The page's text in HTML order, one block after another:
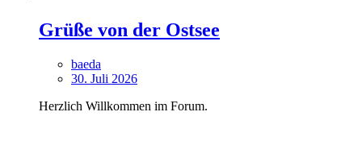
Grüße von der Ostsee
baeda
30. Juli 2026
Herzlich Willkommen im Forum.